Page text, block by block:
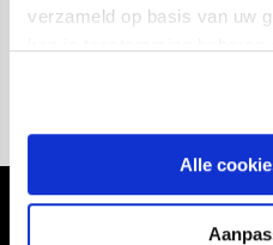
verzameld op basis van uw
Alle
03